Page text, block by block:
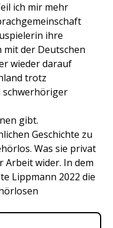
ich mir mehr
ihre
mit der Deutschen
wieder darauf
trotz
schwerhöriger
gibt.
Geschichte zu
Was sie privat
Arbeit wider. In dem
Lippmann 2022 die